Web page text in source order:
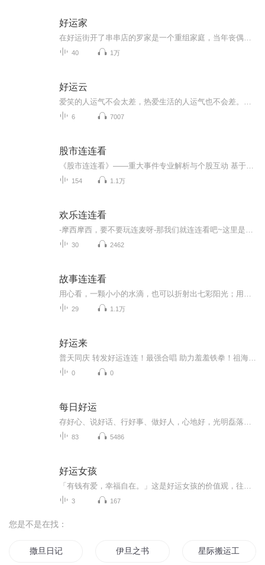
好运家
40 1万
好运云
6 7007
股市连连看
154 1.1万
欢乐连连看
30 2462
故事连连看
29 1.1万
好运来
0 0
每日好运
83 5486
好运女孩
3 167
您是不是在找：
撒旦日记 伊旦之书 星际搬运工